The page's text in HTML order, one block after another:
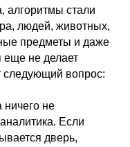
алгоритмы стали
людей, животных,
предметы и даже
еще не делает
следующий вопрос:
ничего не
Если
дверь,